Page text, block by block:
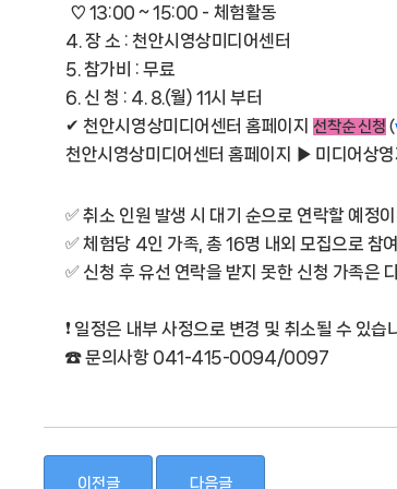
♡ 13:00 ~ 15:00 - 체험활동
4. 장 소 : 천안시영상미디어센터
5. 참가비 : 무료
6. 신 청 : 4. 8.(월) 11시 부터
✔ 천안시영상미디어센터 홈페이지 선착순 신청 (
천안시영상미디어센터 홈페이지 ▶ 미디어상
✅ 취소 인원 발생 시 대기 순으로 연락할 예정
✅ 체험당 4인 가족, 총 16명 내외 모집으로 참
✅ 신청 후 유선 연락을 받지 못한 신청 가족은
❗ 일정은 내부 사정으로 변경 및 취소될 수 있습
☎ 문의사항 041-415-0094/0097
이전글 다음글